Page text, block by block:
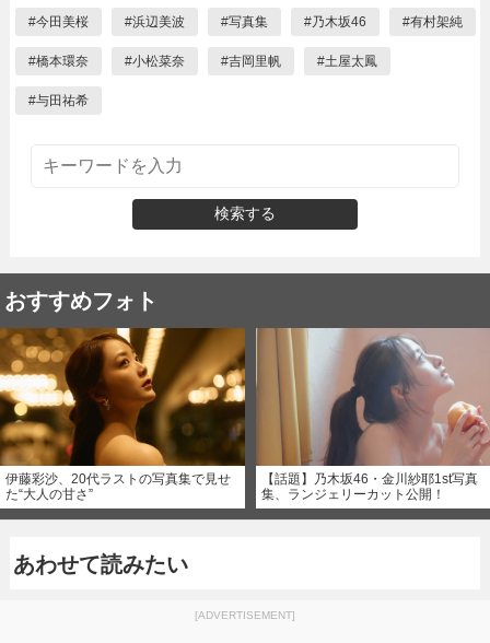
#今田美桜 #浜辺美波 #写真集 #乃木坂46 #有村架純
#橋本環奈 #小松菜奈 #吉岡里帆 #土屋太鳳
#与田祐希
検索する
おすすめフォト
伊藤彩沙、20代ラストの写真集で見せ
た“大人の甘さ”
【話題】乃木坂46・金川紗耶1st写真
集、ランジェリーカット公開！
あわせて読みたい
[ADVERTISEMENT]